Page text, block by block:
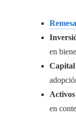
en
Capital
en